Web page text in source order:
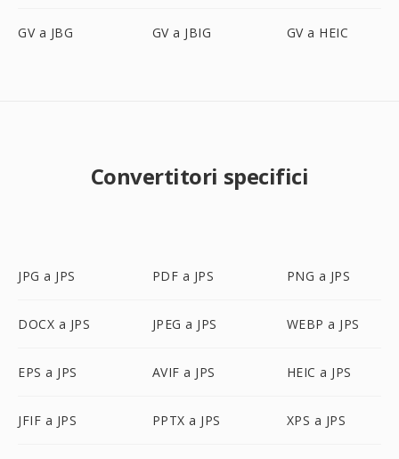
GV a JBG GV a JBIG GV a HEIC
Convertitori specifici
JPG a JPS PDF a JPS PNG a JPS
DOCX a JPS JPEG a JPS WEBP a JPS
EPS a JPS AVIF a JPS HEIC a JPS
JFIF a JPS PPTX a JPS XPS a JPS